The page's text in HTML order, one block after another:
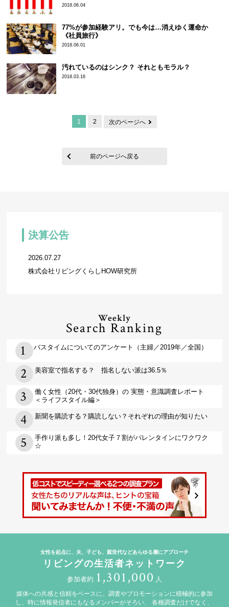
2018.06.04
77%が参加経験アリ。でも今は…消えゆく運命か
《社員旅行》
2018.06.01
汚れているのはシンク？ それともモラル？
2018.03.16
1 2 次のページへ
前のページへ戻る
決算公告
2026.07.27
株式会社リビングくらしHOW研究所
Weekly
Search Ranking
バスタイムについてのアンケート（主婦／2019年／全国）
美容室で指名する？ 指名しない派は36.5％
働く女性（20代・30代独身）の 実態・意識調査レポート
＜ライフスタイル編＞
新聞を購読する？購読しない？それぞれの理由が知りたい
手作り派も多し！20代女子７割がバレンタインにワクワク
☆
女性を起点に、夫、子ども、親世代などあらゆる層にアプローチ
リビングの生活者ネットワーク
参加者約 1,301,000 人
媒体への共感と信頼をベースに、調査やプロモーションに積極的に参加
し、時に情報発信者にもなるメンバーがそろい、
各種調査だけでなく、